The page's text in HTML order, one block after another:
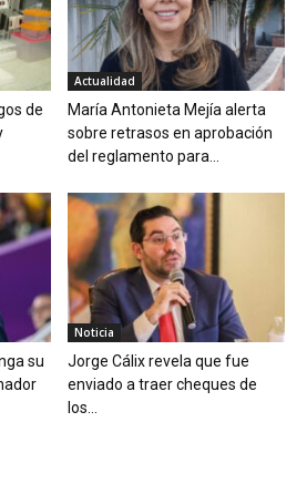
de
Actualidad
María Antonieta Mejía alerta
sobre retrasos en aprobación
del reglamento para...
su
Noticia
Jorge Cálix revela que fue
enviado a traer cheques de
los...